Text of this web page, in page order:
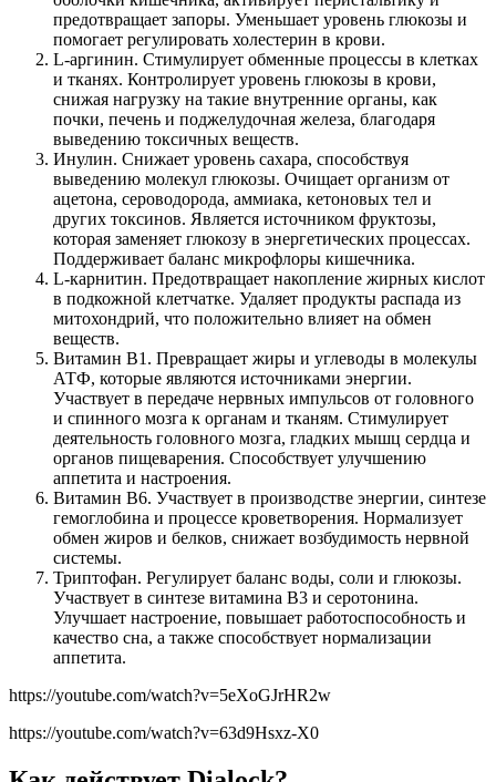
предотвращает запоры. Уменьшает уровень глюкозы и
помогает регулировать холестерин в крови.
L-аргинин. Стимулирует обменные процессы в клетках
и тканях. Контролирует уровень глюкозы в крови,
снижая нагрузку на такие внутренние органы, как
почки, печень и поджелудочная железа, благодаря
выведению токсичных веществ.
Инулин. Снижает уровень сахара, способствуя
выведению молекул глюкозы. Очищает организм от
ацетона, сероводорода, аммиака, кетоновых тел и
других токсинов. Является источником фруктозы,
которая заменяет глюкозу в энергетических процессах.
Поддерживает баланс микрофлоры кишечника.
L-карнитин. Предотвращает накопление жирных кислот
в подкожной клетчатке. Удаляет продукты распада из
митохондрий, что положительно влияет на обмен
веществ.
Витамин B1. Превращает жиры и углеводы в молекулы
АТФ, которые являются источниками энергии.
Участвует в передаче нервных импульсов от головного
и спинного мозга к органам и тканям. Стимулирует
деятельность головного мозга, гладких мышц сердца и
органов пищеварения. Способствует улучшению
аппетита и настроения.
Витамин B6. Участвует в производстве энергии, синтезе
гемоглобина и процессе кроветворения. Нормализует
обмен жиров и белков, снижает возбудимость нервной
системы.
Триптофан. Регулирует баланс воды, соли и глюкозы.
Участвует в синтезе витамина B3 и серотонина.
Улучшает настроение, повышает работоспособность и
качество сна, а также способствует нормализации
аппетита.
https://youtube.com/watch?v=5eXoGJrHR2w
https://youtube.com/watch?v=63d9Hsxz-X0